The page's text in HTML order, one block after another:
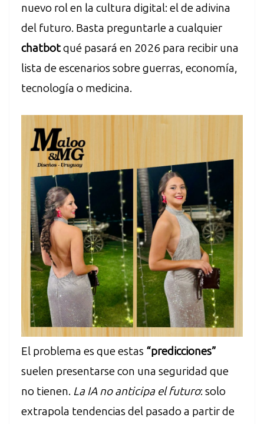
nuevo rol en la cultura digital: el de adivina
del futuro. Basta preguntarle a cualquier
chatbotqué pasará en 2026 para recibir una
lista de escenarios sobre guerras, economía,
tecnología o medicina.
El problema es que estas “predicciones”
suelen presentarse con una seguridad que
no tienen. La IA no anticipa el futuro: solo
extrapola tendencias del pasado a partir de